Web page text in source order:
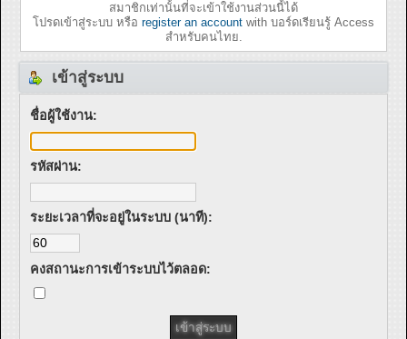
สมาชิกเท่านั้นที่จะเข้าใช้งานส่วนนี้ได้
โปรดเข้าสู่ระบบ หรือ register an account with บอร์ดเรียนรู้ Access
สำหรับคนไทย.
เข้าสู่ระบบ
ชื่อผู้ใช้งาน:
รหัสผ่าน:
ระยะเวลาที่จะอยู่ในระบบ (นาที):
คงสถานะการเข้าระบบไว้ตลอด: